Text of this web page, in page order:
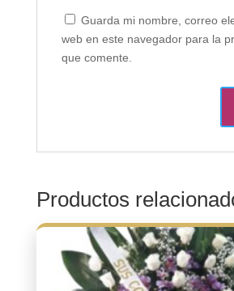
Guarda mi nombre, correo
web en este navegador para la
que comente.
Productos